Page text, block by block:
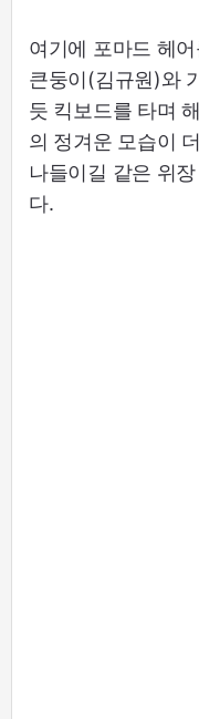
여기에 포마드 헤
큰둥이(김규원)와
듯 킥보드를 타며
의 정겨운 모습이
나들이길 같은 위
다.